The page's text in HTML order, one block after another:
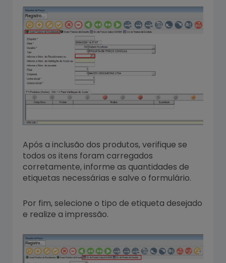
Após a inclusão dos produtos, verifique se
todos os itens foram carregados
corretamente, informe as quantidades de
etiquetas necessárias e salve o formulário.
Por fim, selecione o tipo de etiqueta desejado
e realize a impressão.